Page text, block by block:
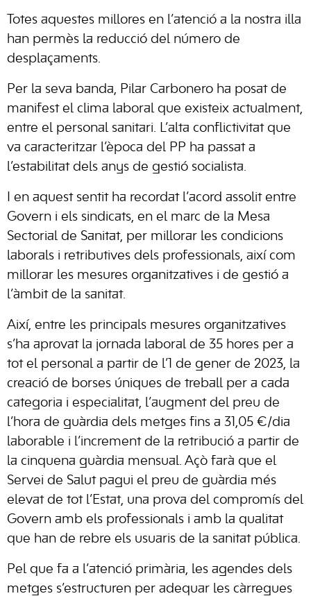
Totes aquestes millores en l’atenció a la nostra illa
han permès la reducció del número de
desplaçaments.
Per la seva banda, Pilar Carbonero ha posat de
manifest el clima laboral que existeix actualment,
entre el personal sanitari. L’alta conflictivitat que
va caracteritzar l’època del PP ha passat a
l’estabilitat dels anys de gestió socialista.
I en aquest sentit ha recordat l’acord assolit entre
Govern i els sindicats, en el marc de la Mesa
Sectorial de Sanitat, per millorar les condicions
laborals i retributives dels professionals, així com
millorar les mesures organitzatives i de gestió a
l’àmbit de la sanitat.
Així, entre les principals mesures organitzatives
s’ha aprovat la jornada laboral de 35 hores per a
tot el personal a partir de l’1 de gener de 2023, la
creació de borses úniques de treball per a cada
categoria i especialitat, l’augment del preu de
l’hora de guàrdia dels metges fins a 31,05 €/dia
laborable i l’increment de la retribució a partir de
la cinquena guàrdia mensual. Açò farà que el
Servei de Salut pagui el preu de guàrdia més
elevat de tot l’Estat, una prova del compromís del
Govern amb els professionals i amb la qualitat
que han de rebre els usuaris de la sanitat pública.
Pel que fa a l’atenció primària, les agendes dels
metges s’estructuren per adequar les càrregues